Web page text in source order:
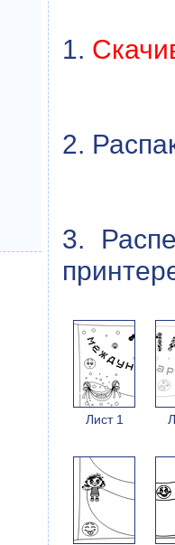
1.
2.
3.
Лист 1